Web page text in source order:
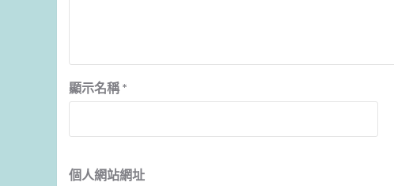
顯示名稱 *
個人網站網址